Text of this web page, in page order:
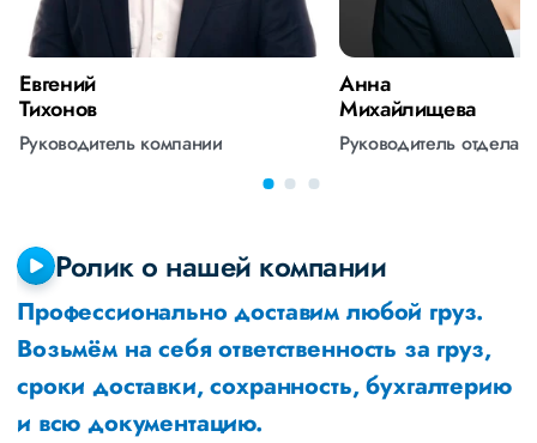
Евгений
Тихонов
Руководитель компании
Анна
Михайлищева
Руководитель отдела
Ролик о нашей компании
Профессионально доставим любой груз.
Возьмём на себя ответственность за груз,
сроки доставки, сохранность, бухгалтерию
и всю документацию.